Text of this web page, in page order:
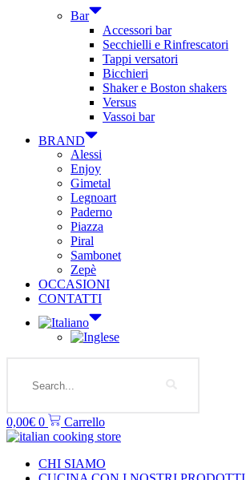
Bar
Accessori bar
Secchielli e Rinfrescatori
Tappi versatori
Bicchieri
Shaker e Boston shakers
Versus
Vassoi bar
BRAND
Alessi
Enjoy
Gimetal
Legnoart
Paderno
Piazza
Piral
Sambonet
Zepè
OCCASIONI
CONTATTI
0,00€ 0 Carrello
CHI SIAMO